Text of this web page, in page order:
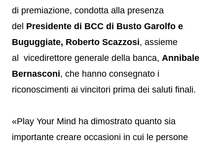
di premiazione, condotta alla presenza
del Presidente di BCC di Busto Garolfo e
Buguggiate, Roberto Scazzosi, assieme
al vicedirettore generale della banca, Annibale
Bernasconi, che hanno consegnato i
riconoscimenti ai vincitori prima dei saluti finali.
«Play Your Mind ha dimostrato quanto sia
importante creare occasioni in cui le persone